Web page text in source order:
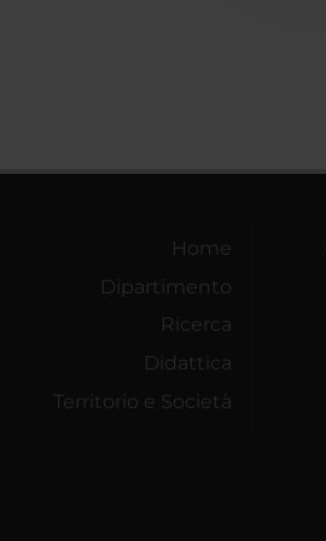
Home
Dipartimento
Ricerca
Didattica
Territorio e Società